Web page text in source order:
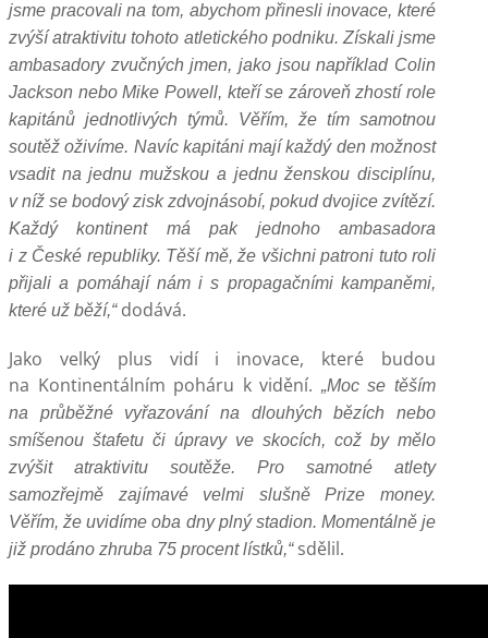
jsme pracovali na tom, abychom přinesli inovace, které
zvýší atraktivitu tohoto atletického podniku. Získali jsme
ambasadory zvučných jmen, jako jsou například Colin
Jackson nebo Mike Powell, kteří se zároveň zhostí role
kapitánů jednotlivých týmů. Věřím, že tím samotnou
soutěž oživíme. Navíc kapitáni mají každý den možnost
vsadit na jednu mužskou a jednu ženskou disciplínu,
v níž se bodový zisk zdvojnásobí, pokud dvojice zvítězí.
Každý kontinent má pak jednoho ambasadora
i z České republiky. Těší mě, že všichni patroni tuto roli
přijali a pomáhají nám i s propagačními kampaněmi,
které už běží,“dodává.
Jako velký plus vidí i inovace, které budou
na Kontinentálním poháru k vidění. „Moc se těším
na průběžné vyřazování na dlouhých bězích nebo
smíšenou štafetu či úpravy ve skocích, což by mělo
zvýšit atraktivitu soutěže. Pro samotné atlety
samozřejmě zajímavé velmi slušně Prize money.
Věřím, že uvidíme oba dny plný stadion. Momentálně je
již prodáno zhruba 75 procent lístků,“sdělil.